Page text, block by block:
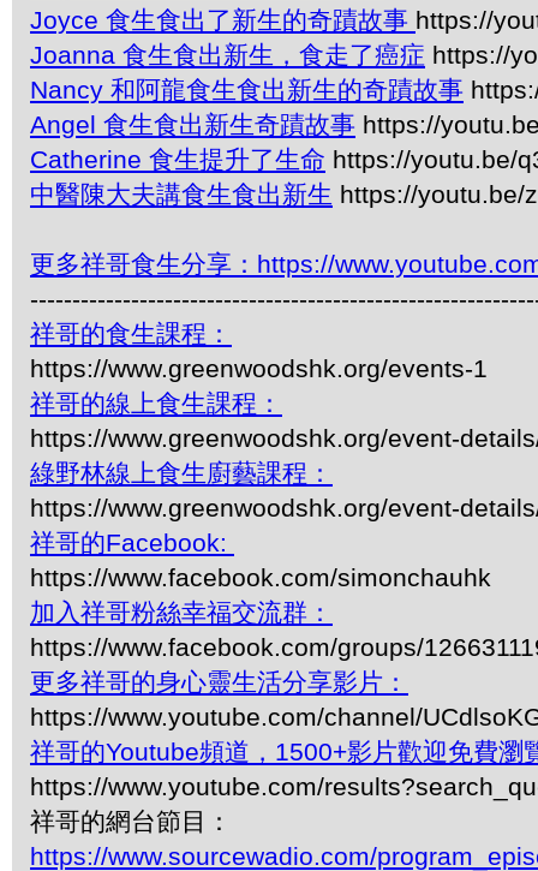
Joyce 食生食出了新生的奇蹟故事 https://
Joanna 食生食出新生，食走了癌症 https://
Nancy 和阿龍食生食出新生的奇蹟故事
Angel 食生食出新生奇蹟故事 https://
Catherine 食生提升了生命 https://youtu.be/
中醫陳大夫講食生食出新生 https://youtu.be/
更多祥哥食生分享：https://
祥哥的食生課程：
https://www.greenwoodshk.org/events-1
祥哥的線上食生課程：
https://www.greenwoodshk.org/event-
綠野林線上食生廚藝課程：
https://www.greenwoodshk.org/event-
祥哥的Facebook:
https://www.facebook.com/simonchauhk
加入祥哥粉絲幸福交流群：
https://www.facebook.com/groups/
更多祥哥的身心靈生活分享影片：
https://www.youtube.com/channel/
祥哥的Youtube頻道，1500+影片歡迎免費瀏
https://www.youtube.com/
祥哥的網台節目：
https://www.sourcewadio.com/